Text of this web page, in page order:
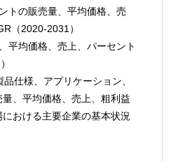
トの販売量、平均価格、売
（2020-2031）
平均価格、売上、パーセント
仕様、アプリケーション、
、平均価格、売上、粗利益
おける主要企業の基本状況